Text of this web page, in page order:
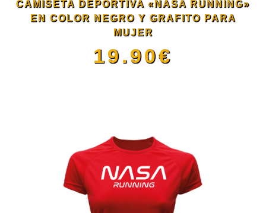
pueden
elegir
página
de
CAMISETA DEPORTIVA «NASA RUNNING»
EN COLOR NEGRO Y GRAFITO PARA
MUJER
19.90€
tiene
múltiples